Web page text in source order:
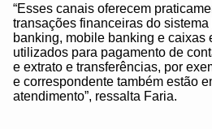
“Esses canais oferecem
transações financeiras do
banking, mobile banking e caixas
utilizados para pagamento de
e extrato e transferências, por
e correspondente também estão
atendimento”, ressalta Faria.